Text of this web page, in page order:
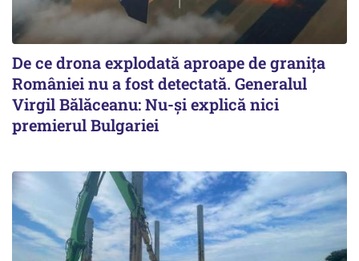
De ce drona explodată aproape de granița
României nu a fost detectată. Generalul
Virgil Bălăceanu: Nu-și explică nici
premierul Bulgariei